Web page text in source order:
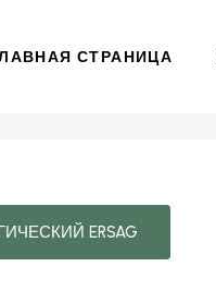
СТРАНИЦА
ERSAG